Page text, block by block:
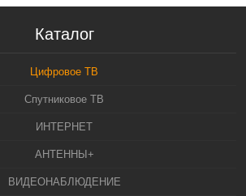
Каталог
Цифровое ТВ
Спутниковое ТВ
ИНТЕРНЕТ
АНТЕННЫ+
ВИДЕОНАБЛЮДЕНИЕ